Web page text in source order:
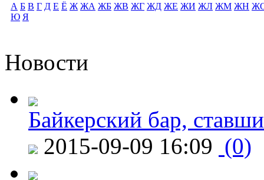
А Б В Г Д Е Ё Ж ЖА ЖБ ЖВ ЖГ ЖД ЖЕ ЖИ ЖЛ ЖМ ЖН
Ю Я
Новости
Байкерский бар,
2015-09-09 16:09 (0)